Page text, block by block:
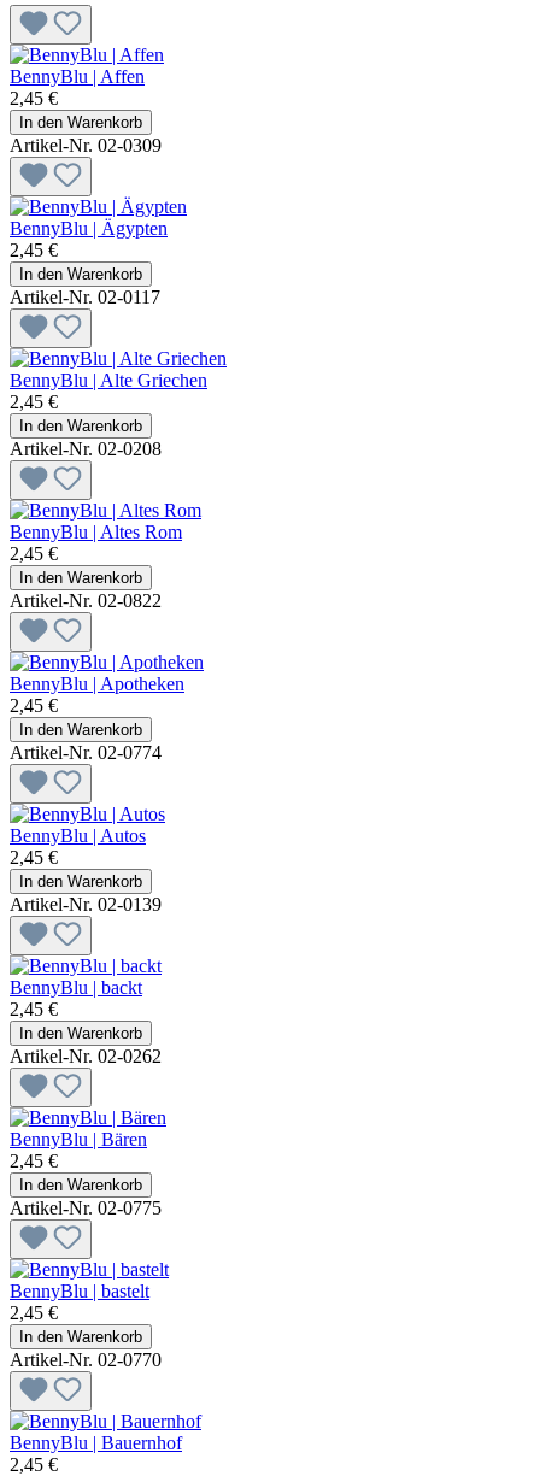
BennyBlu | Affen
2,45 €
In den Warenkorb
Artikel-Nr. 02-0309
BennyBlu | Ägypten
2,45 €
In den Warenkorb
Artikel-Nr. 02-0117
BennyBlu | Alte Griechen
2,45 €
In den Warenkorb
Artikel-Nr. 02-0208
BennyBlu | Altes Rom
2,45 €
In den Warenkorb
Artikel-Nr. 02-0822
BennyBlu | Apotheken
2,45 €
In den Warenkorb
Artikel-Nr. 02-0774
BennyBlu | Autos
2,45 €
In den Warenkorb
Artikel-Nr. 02-0139
BennyBlu | backt
2,45 €
In den Warenkorb
Artikel-Nr. 02-0262
BennyBlu | Bären
2,45 €
In den Warenkorb
Artikel-Nr. 02-0775
BennyBlu | bastelt
2,45 €
In den Warenkorb
Artikel-Nr. 02-0770
BennyBlu | Bauernhof
2,45 €